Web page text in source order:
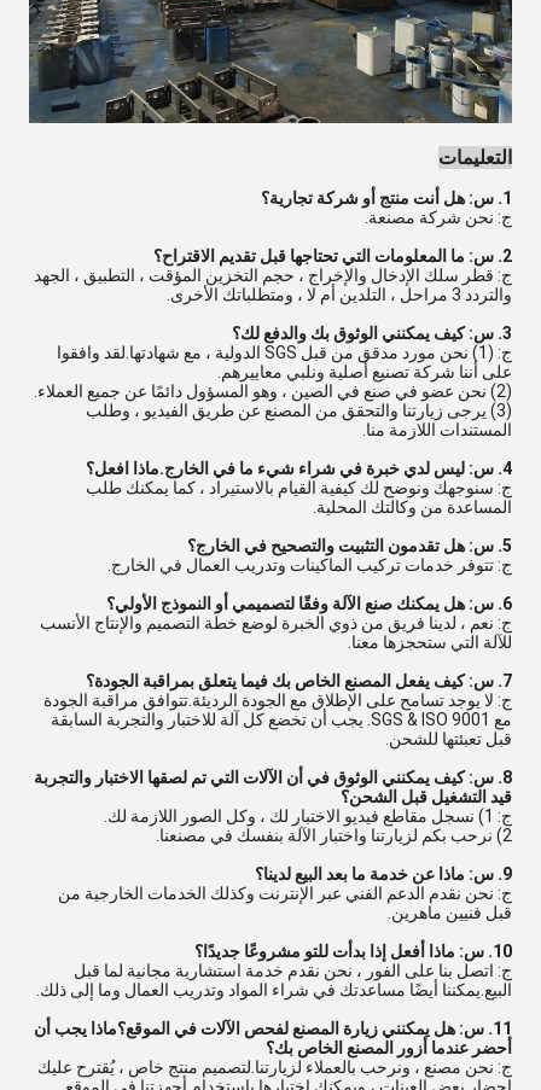
التعليمات
1. س: هل أنت منتج أو شركة تجارية؟
ج: نحن شركة مصنعة.
2. س: ما المعلومات التي تحتاجها قبل تقديم الاقتراح؟
ج: قطر سلك الإدخال والإخراج ، حجم التخزين المؤقت ، التطبيق ، الجهد
والتردد 3 مراحل ، التلدين أم لا ، ومتطلباتك الأخرى.
3. س: كيف يمكنني الوثوق بك والدفع لك؟
ج: (1) نحن مورد مدقق من قبل SGS الدولية ، مع شهادتها.لقد وافقوا
على أننا شركة تصنيع أصلية ونلبي معاييرهم.
(2) نحن عضو في صنع في الصين ، وهو المسؤول دائمًا عن جميع العملاء.
(3) يرجى زيارتنا والتحقق من المصنع عن طريق الفيديو ، وطلب
المستندات اللازمة منا.
4. س: ليس لدي خبرة في شراء شيء ما في الخارج.ماذا افعل؟
ج: سنوجهك ونوضح لك كيفية القيام بالاستيراد ، كما يمكنك طلب
المساعدة من وكالتك المحلية.
5. س: هل تقدمون التثبيت والتصحيح في الخارج؟
ج: تتوفر خدمات تركيب الماكينات وتدريب العمال في الخارج.
6. س: هل يمكنك صنع الآلة وفقًا لتصميمي أو النموذج الأولي؟
ج: نعم ، لدينا فريق من ذوي الخبرة لوضع خطة التصميم والإنتاج الأنسب
للآلة التي ستحجزها معنا.
7. س: كيف يفعل المصنع الخاص بك فيما يتعلق بمراقبة الجودة؟
ج: لا يوجد تسامح على الإطلاق مع الجودة الرديئة.تتوافق مراقبة الجودة
مع SGS & ISO 9001. يجب أن تخضع كل آلة للاختبار والتجربة السابقة
قبل تعبئتها للشحن.
8. س: كيف يمكنني الوثوق في أن الآلات التي تم لصقها الاختبار والتجربة
قيد التشغيل قبل الشحن؟
ج: 1) نسجل مقاطع فيديو الاختبار لك ، وكل الصور اللازمة لك.
2) نرحب بكم لزيارتنا واختبار الآلة بنفسك في مصنعنا.
9. س: ماذا عن خدمة ما بعد البيع لدينا؟
ج: نحن نقدم الدعم الفني عبر الإنترنت وكذلك الخدمات الخارجية من
قبل فنيين ماهرين.
10. س: ماذا أفعل إذا بدأت للتو مشروعًا جديدًا؟
ج: اتصل بنا على الفور ، نحن نقدم خدمة استشارية مجانية لما قبل
البيع.يمكننا أيضًا مساعدتك في شراء المواد وتدريب العمال وما إلى ذلك.
11. س: هل يمكنني زيارة المصنع لفحص الآلات في الموقع؟ماذا يجب أن
أحضر عندما أزور المصنع الخاص بك؟
ج: نحن مصنع ، ونرحب بالعملاء لزيارتنا.لتصميم منتج خاص ، يُقترح عليك